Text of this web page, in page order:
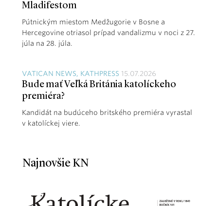
Mladifestom
Pútnickým miestom Medžugorie v Bosne a
Hercegovine otriasol prípad vandalizmu v noci z 27.
júla na 28. júla.
VATICAN NEWS, KATHPRESS 15.07.2026
Bude mať Veľká Británia katolíckeho
premiéra?
Kandidát na budúceho britského premiéra vyrastal
v katolíckej viere.
Najnovšie KN